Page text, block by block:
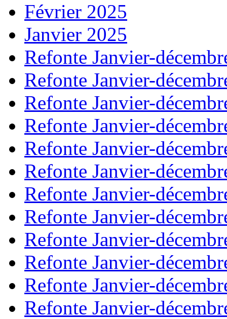
Février 2025
Janvier 2025
Refonte Janvier-
Refonte Janvier-
Refonte Janvier-
Refonte Janvier-
Refonte Janvier-
Refonte Janvier-
Refonte Janvier-
Refonte Janvier-
Refonte Janvier-
Refonte Janvier-
Refonte Janvier-
Refonte Janvier-